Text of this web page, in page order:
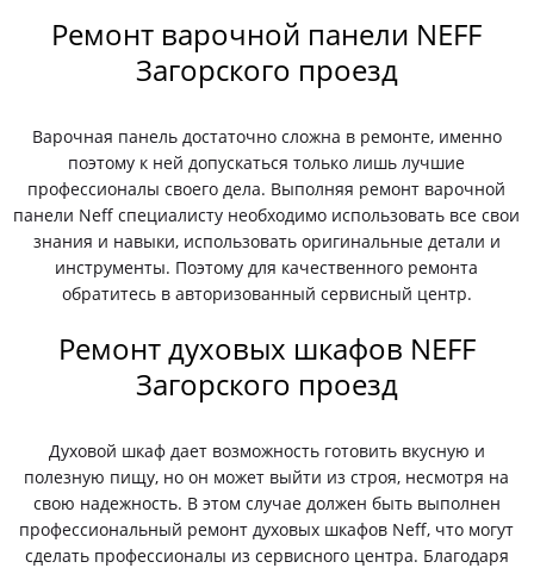
Ремонт варочной панели NEFF
Загорского проезд
Варочная панель достаточно сложна в ремонте, именно
поэтому к ней допускаться только лишь лучшие
профессионалы своего дела. Выполняя ремонт варочной
панели Neff специалисту необходимо использовать все свои
знания и навыки, использовать оригинальные детали и
инструменты. Поэтому для качественного ремонта
обратитесь в авторизованный сервисный центр.
Ремонт духовых шкафов NEFF
Загорского проезд
Духовой шкаф дает возможность готовить вкусную и
полезную пищу, но он может выйти из строя, несмотря на
свою надежность. В этом случае должен быть выполнен
профессиональный ремонт духовых шкафов Neff, что могут
сделать профессионалы из сервисного центра. Благодаря